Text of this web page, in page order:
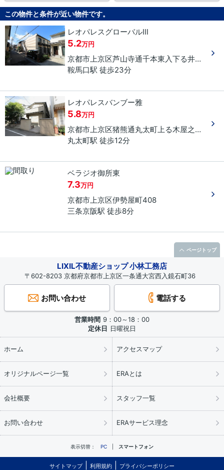
この物件と条件が近い物件です。
レオパレスグローバルⅢ
5.2万円
京都市上京区芦山寺通千本東入下る井田町
９
鞍馬口駅 徒歩23分
レオパレスバンブー雅
5.8万円
京都市上京区猪熊通丸太町上る木屋之町
４９
丸太町駅 徒歩12分
ベラジオ御所東
7.3万円
京都市上京区伊勢屋町408
三条京阪駅 徒歩8分
LIXIL不動産ショップ 小林工務店
〒602-8203 京都府京都市上京区一条通大宮西入鏡石町36
お問い合わせ 電話する
営業時間 9：00～18：00
定休日 日曜祝日
ホーム アクセスマップ
オリジナルページ一覧 ERAとは
会社概要 スタッフ一覧
お問い合わせ ERAサービス理念
表示切替： PC スマートフォン
サイトマップ 利用規約 プライバシーポリシー
ページトップ